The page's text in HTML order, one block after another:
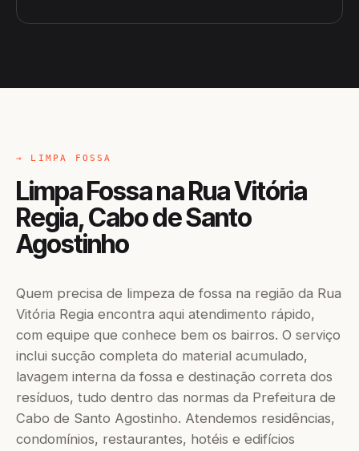
→ LIMPA FOSSA
Limpa Fossa na Rua Vitória
Regia, Cabo de Santo
Agostinho
Quem precisa de limpeza de fossa na região da Rua
Vitória Regia encontra aqui atendimento rápido,
com equipe que conhece bem os bairros. O serviço
inclui sucção completa do material acumulado,
lavagem interna da fossa e destinação correta dos
resíduos, tudo dentro das normas da Prefeitura de
Cabo de Santo Agostinho. Atendemos residências,
condomínios, restaurantes, hotéis e edifícios